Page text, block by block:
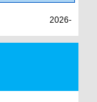
2026-
04-28